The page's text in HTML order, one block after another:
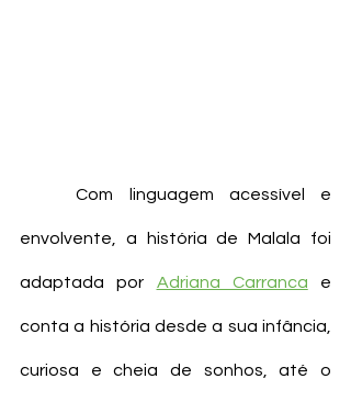
	Com linguagem acessível e
envolvente, a história de Malala foi
adaptada por Adriana Carranca e
conta a história desde a sua infância,
curiosa e cheia de sonhos, até o